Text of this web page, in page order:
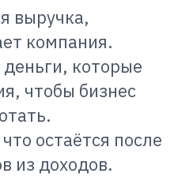
выручка,
компания.
которые
чтобы бизнес
остаётся после
из доходов.